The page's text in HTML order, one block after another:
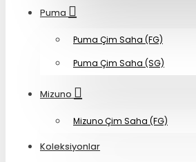
Puma
Puma Çim Saha (FG)
Puma Çim Saha (SG)
Mizuno
Mizuno Çim Saha (FG)
Koleksiyonlar